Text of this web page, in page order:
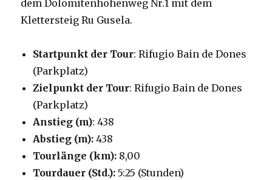
dem Dolomitenhöhenweg Nr.1 mit dem
Klettersteig Ru Gusela.
Startpunkt der Tour: Rifugio Bain de Dones
(Parkplatz)
Zielpunkt der Tour: Rifugio Bain de Dones
(Parkplatz)
Anstieg (m): 438
Abstieg (m): 438
Tourlänge (km): 8,00
Tourdauer (Std.): 5:25 (Stunden)